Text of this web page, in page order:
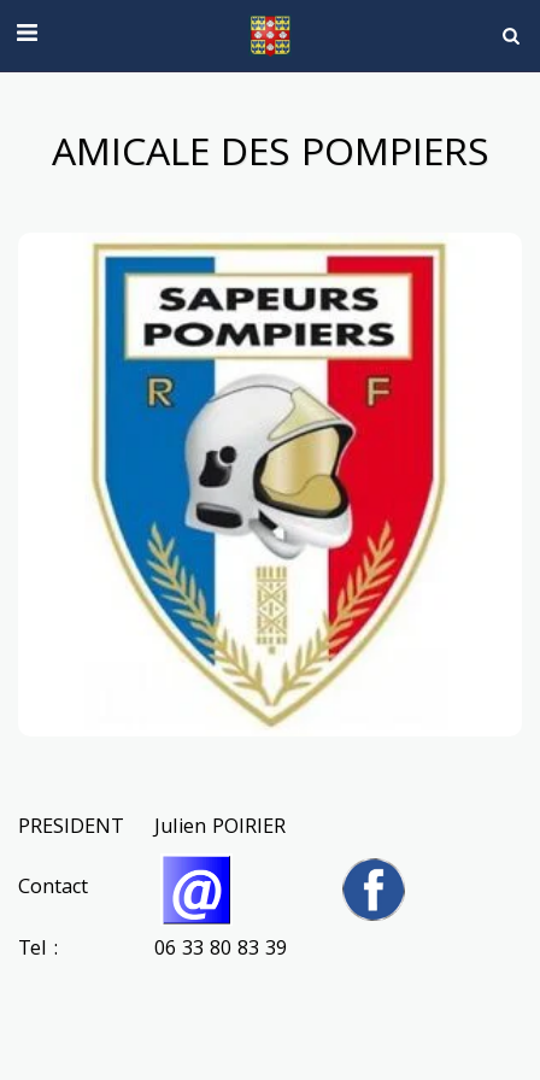
AMICALE DES POMPIERS
PRESIDENT
Julien POIRIER
Contact
Tel :
06 33 80 83 39